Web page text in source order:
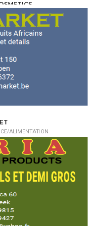
ALIMENTATION
ALIMENTATION